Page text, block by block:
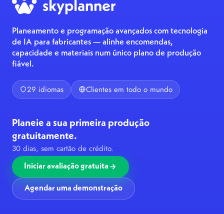
Planeamento e programação avançados com tecnologia
de IA para fabricantes — alinhe encomendas,
capacidade e materiais num único plano de produção
fiável.
29 idiomas Clientes em todo o mundo
Planeie a sua primeira produção
gratuitamente.
30 dias, sem cartão de crédito.
Iniciar avaliação gratuita
Agendar uma demonstração